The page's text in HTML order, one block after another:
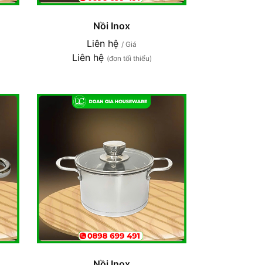
Nồi Inox
Liên hệ / Giá
Liên hệ (đơn tối thiểu)